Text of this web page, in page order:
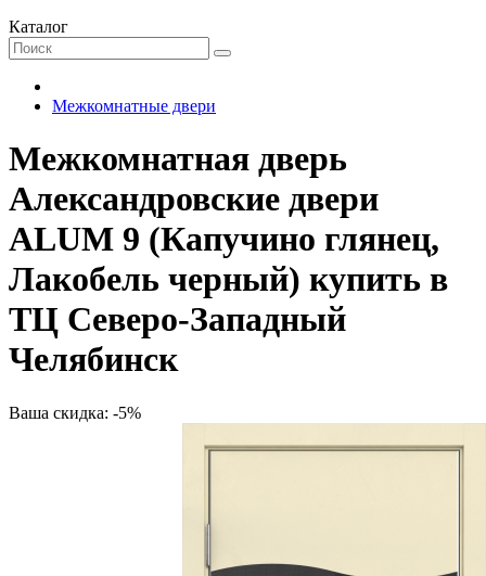
Каталог
Межкомнатные двери
Межкомнатная дверь
Александровские двери
ALUM 9 (Капучино глянец,
Лакобель черный) купить в
ТЦ Северо-Западный
Челябинск
Ваша скидка: -5%